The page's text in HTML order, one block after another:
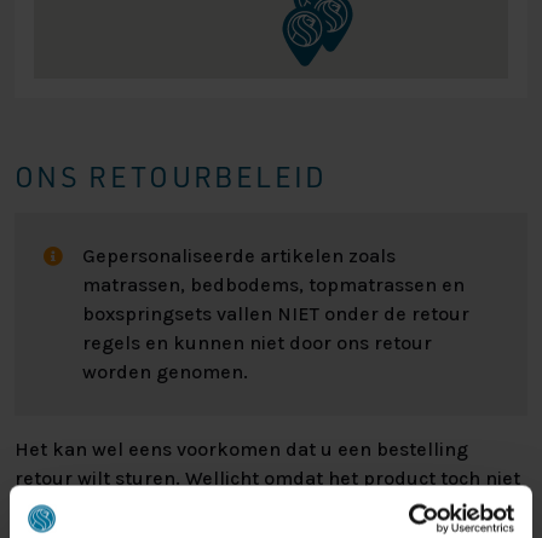
ONS RETOURBELEID
Gepersonaliseerde artikelen zoals
matrassen, bedbodems, topmatrassen en
boxspringsets vallen NIET onder de retour
regels en kunnen niet door ons retour
worden genomen.
Het kan wel eens voorkomen dat u een bestelling
retour wilt sturen. Wellicht omdat het product toch niet
bevalt of misschien dat er een andere reden is waarom